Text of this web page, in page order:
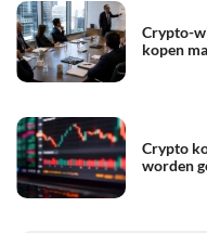
Crypto-
kopen
Crypto
worden